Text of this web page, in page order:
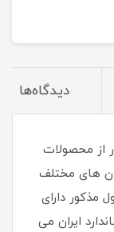
دیدگاه‌ها
نور از محصولات
های مختلف
مذکور دارای
ایران می